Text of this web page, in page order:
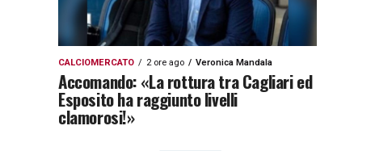
CALCIOMERCATO 2 ore ago Veronica Mandala
Accomando: «La rottura tra Cagliari ed
Esposito ha raggiunto livelli
clamorosi!»